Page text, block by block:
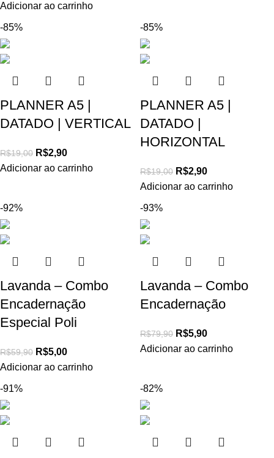
Adicionar ao carrinho
-85%
PLANNER A5 |
DATADO | VERTICAL
R$19,00 R$2,90
Adicionar ao carrinho
-85%
PLANNER A5 |
DATADO |
HORIZONTAL
R$19,00 R$2,90
Adicionar ao carrinho
-92%
Lavanda – Combo
Encadernação
Especial Poli
R$59,90 R$5,00
Adicionar ao carrinho
-93%
Lavanda – Combo
Encadernação
R$79,90 R$5,90
Adicionar ao carrinho
-91% -82%